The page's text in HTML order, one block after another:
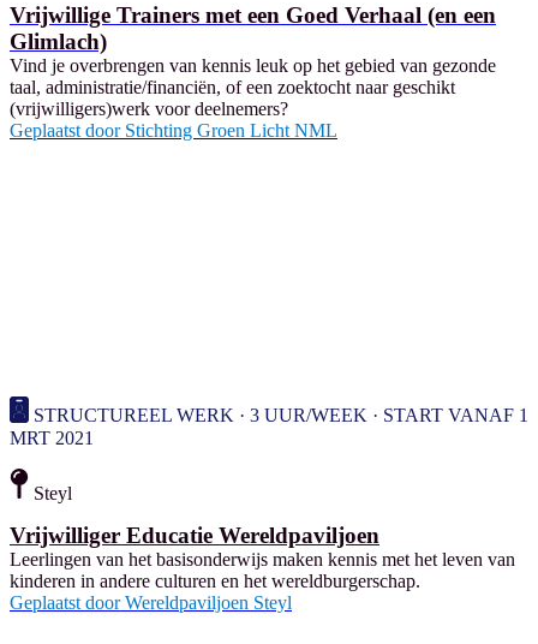
Vrijwillige Trainers met een Goed Verhaal (en een
Glimlach)
Vind je overbrengen van kennis leuk op het gebied van gezonde
taal, administratie/financiën, of een zoektocht naar geschikt
(vrijwilligers)werk voor deelnemers?
Geplaatst door Stichting Groen Licht NML
STRUCTUREEL WERK · 3 UUR/WEEK · START VANAF 1
MRT 2021
Steyl
Vrijwilliger Educatie Wereldpaviljoen
Leerlingen van het basisonderwijs maken kennis met het leven van
kinderen in andere culturen en het wereldburgerschap.
Geplaatst door Wereldpaviljoen Steyl